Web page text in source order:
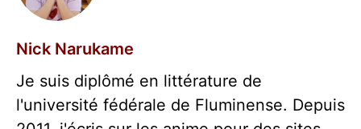
Nick Narukame
Je suis diplômé en littérature de
l'université fédérale de Fluminense. Depuis